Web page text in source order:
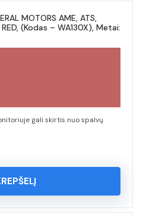
MOTORS AME, ATS,
(Kodas – WA130X), Metai:
gali skirtis nuo spalvų